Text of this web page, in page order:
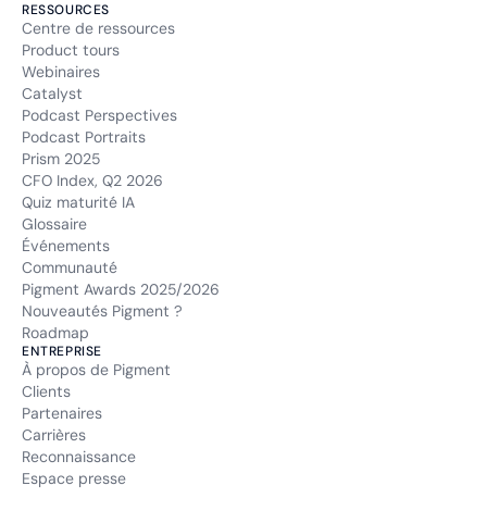
RESSOURCES
Centre de ressources
Product tours
Webinaires
Catalyst
Podcast Perspectives
Podcast Portraits
Prism 2025
CFO Index, Q2 2026
Quiz maturité IA
Glossaire
Événements
Communauté
Pigment Awards 2025/2026
Nouveautés Pigment ?
Roadmap
ENTREPRISE
À propos de Pigment
Clients
Partenaires
Carrières
Reconnaissance
Espace presse